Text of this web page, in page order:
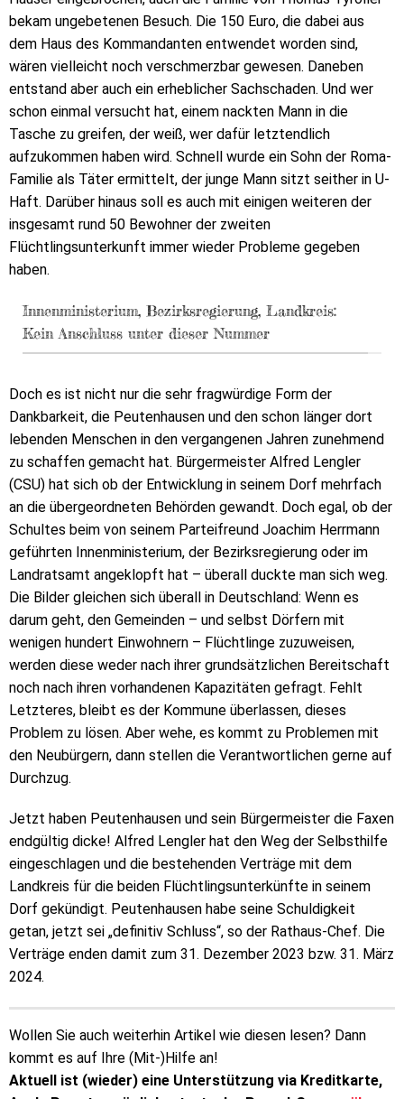
bekam ungebetenen Besuch. Die 150 Euro, die dabei aus
dem Haus des Kommandanten entwendet worden sind,
wären vielleicht noch verschmerzbar gewesen. Daneben
entstand aber auch ein erheblicher Sachschaden. Und wer
schon einmal versucht hat, einem nackten Mann in die
Tasche zu greifen, der weiß, wer dafür letztendlich
aufzukommen haben wird. Schnell wurde ein Sohn der Roma-
Familie als Täter ermittelt, der junge Mann sitzt seither in U-
Haft. Darüber hinaus soll es auch mit einigen weiteren der
insgesamt rund 50 Bewohner der zweiten
Flüchtlingsunterkunft immer wieder Probleme gegeben
haben.
Innenministerium, Bezirksregierung, Landkreis:
Kein Anschluss unter dieser Nummer
Doch es ist nicht nur die sehr fragwürdige Form der
Dankbarkeit, die Peutenhausen und den schon länger dort
lebenden Menschen in den vergangenen Jahren zunehmend
zu schaffen gemacht hat. Bürgermeister Alfred Lengler
(CSU) hat sich ob der Entwicklung in seinem Dorf mehrfach
an die übergeordneten Behörden gewandt. Doch egal, ob der
Schultes beim von seinem Parteifreund Joachim Herrmann
geführten Innenministerium, der Bezirksregierung oder im
Landratsamt angeklopft hat – überall duckte man sich weg.
Die Bilder gleichen sich überall in Deutschland: Wenn es
darum geht, den Gemeinden – und selbst Dörfern mit
wenigen hundert Einwohnern – Flüchtlinge zuzuweisen,
werden diese weder nach ihrer grundsätzlichen Bereitschaft
noch nach ihren vorhandenen Kapazitäten gefragt. Fehlt
Letzteres, bleibt es der Kommune überlassen, dieses
Problem zu lösen. Aber wehe, es kommt zu Problemen mit
den Neubürgern, dann stellen die Verantwortlichen gerne auf
Durchzug.
Jetzt haben Peutenhausen und sein Bürgermeister die Faxen
endgültig dicke! Alfred Lengler hat den Weg der Selbsthilfe
eingeschlagen und die bestehenden Verträge mit dem
Landkreis für die beiden Flüchtlingsunterkünfte in seinem
Dorf gekündigt. Peutenhausen habe seine Schuldigkeit
getan, jetzt sei „definitiv Schluss“, so der Rathaus-Chef. Die
Verträge enden damit zum 31. Dezember 2023 bzw. 31. März
2024.
Wollen Sie auch weiterhin Artikel wie diesen lesen? Dann
kommt es auf Ihre (Mit-)Hilfe an!
Aktuell ist (wieder) eine Unterstützung via Kreditkarte,